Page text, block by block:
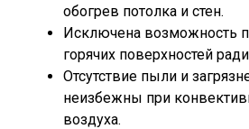
обогрев потолка и стен.
Исключена возможность
горячих поверхностей
Отсутствие пыли и
неизбежны при
воздуха.